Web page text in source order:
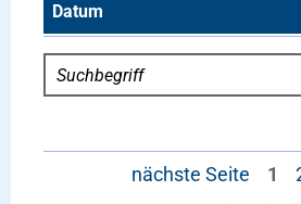
Datum
1
nächste Seite